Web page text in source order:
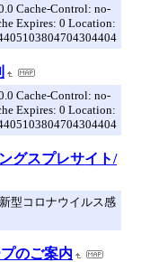
Cache-Control: no-
Expires: 0 Location:
Cache-Control: no-
Expires: 0 Location:
グスプレサイト/
型コロナウイルス感
のご案内